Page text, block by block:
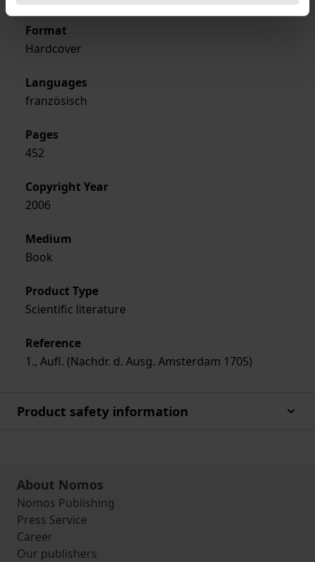
Format
Hardcover
Languages
französisch
Pages
452
Copyright Year
2006
Medium
Book
Product Type
Scientific literature
Reference
1., Aufl. (Nachdr. d. Ausg. Amsterdam 1705)
Product safety information
About Nomos
Nomos Publishing
Press Service
Career
Our publishers